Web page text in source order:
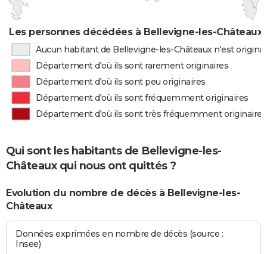
Les personnes décédées à Bellevigne-les-Châteaux
Aucun habitant de Bellevigne-les-Châteaux n'est
Département d'où ils sont rarement originaires
Département d'où ils sont peu originaires
Département d'où ils sont fréquemment originaires
Département d'où ils sont très fréquemment originaires
Qui sont les habitants de Bellevigne-les-
Châteaux qui nous ont quittés ?
Evolution du nombre de décès à Bellevigne-les-
Châteaux
Données exprimées en nombre de décès (source :
Insee)